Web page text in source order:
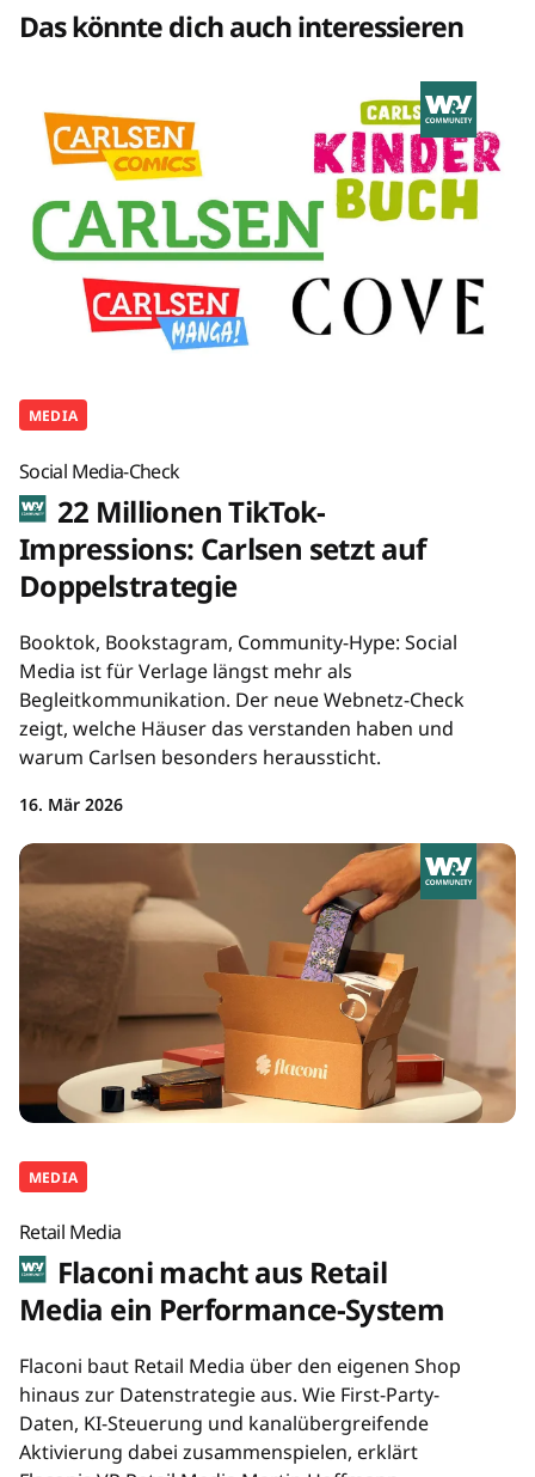
Das könnte dich auch interessieren
MEDIA
Social Media-Check
22 Millionen TikTok-
Impressions: Carlsen setzt auf
Doppelstrategie
Booktok, Bookstagram, Community-Hype: Social
Media ist für Verlage längst mehr als
Begleitkommunikation. Der neue Webnetz-Check
zeigt, welche Häuser das verstanden haben und
warum Carlsen besonders heraussticht.
16. Mär 2026
MEDIA
Retail Media
Flaconi macht aus Retail
Media ein Performance-System
Flaconi baut Retail Media über den eigenen Shop
hinaus zur Datenstrategie aus. Wie First-Party-
Daten, KI-Steuerung und kanalübergreifende
Aktivierung dabei zusammenspielen, erklärt